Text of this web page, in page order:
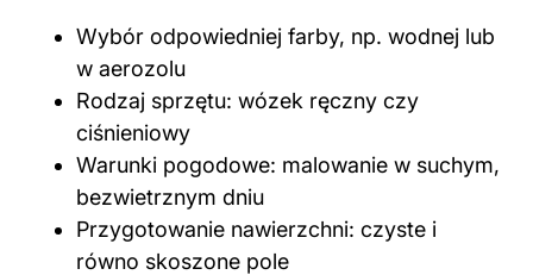
Wybór odpowiedniej farby, np. wodnej lub
w aerozolu
Rodzaj sprzętu: wózek ręczny czy
ciśnieniowy
Warunki pogodowe: malowanie w suchym,
bezwietrznym dniu
Przygotowanie nawierzchni: czyste i
równo skoszone pole